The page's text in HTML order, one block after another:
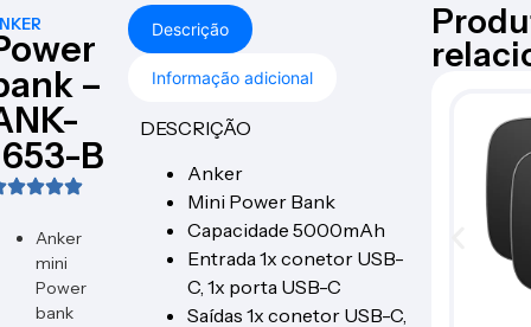
–
B
Anker
mini
Power
bank
Descrição
Informação adicional
DESCRIÇÃO
Anker
Mini Power Bank
Capacidade 5000mAh
Entrada 1x conetor USB-
C, 1x porta USB-C
Saídas 1x conetor USB-C,